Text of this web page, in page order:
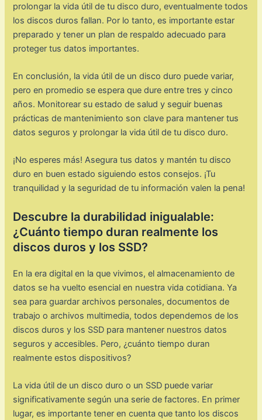
prolongar la vida útil de tu disco duro, eventualmente todos
los discos duros fallan. Por lo tanto, es importante estar
preparado y tener un plan de respaldo adecuado para
proteger tus datos importantes.
En conclusión, la vida útil de un disco duro puede variar,
pero en promedio se espera que dure entre tres y cinco
años. Monitorear su estado de salud y seguir buenas
prácticas de mantenimiento son clave para mantener tus
datos seguros y prolongar la vida útil de tu disco duro.
¡No esperes más! Asegura tus datos y mantén tu disco
duro en buen estado siguiendo estos consejos. ¡Tu
tranquilidad y la seguridad de tu información valen la pena!
Descubre la durabilidad inigualable:
¿Cuánto tiempo duran realmente los
discos duros y los SSD?
En la era digital en la que vivimos, el almacenamiento de
datos se ha vuelto esencial en nuestra vida cotidiana. Ya
sea para guardar archivos personales, documentos de
trabajo o archivos multimedia, todos dependemos de los
discos duros y los SSD para mantener nuestros datos
seguros y accesibles. Pero, ¿cuánto tiempo duran
realmente estos dispositivos?
La vida útil de un disco duro o un SSD puede variar
significativamente según una serie de factores. En primer
lugar, es importante tener en cuenta que tanto los discos